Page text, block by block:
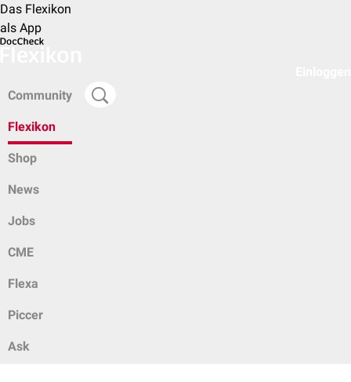
Das Flexikon
als App
Community
Flexikon
Shop
News
Jobs
CME
Flexa
Piccer
Ask